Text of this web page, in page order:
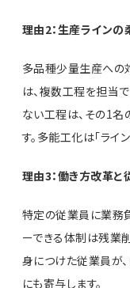
理由2：生産ライン
多品種少量生産への
は、複数工程を担当
ない工程は、その1
す。多能工化は「ライ
理由3：働き方改革
特定の従業員に業務
ーできる体制は残業
身につけた従業員が
にも寄与します。